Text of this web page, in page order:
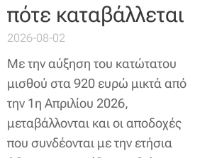
πότε καταβάλλεται
2026-08-02
Με την αύξηση του κατώτατου
μισθού στα 920 ευρώ μικτά από
την 1η Απριλίου 2026,
μεταβάλλονται και οι αποδοχές
που συνδέονται με την ετήσια